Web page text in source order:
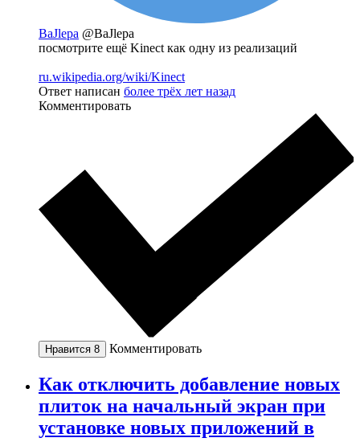
BaJlepa @BaJlepa
посмотрите ещё Kinect как одну из реализаций
ru.wikipedia.org/wiki/Kinect
Ответ написан более трёх лет назад
Комментировать
Нравится 8 Комментировать
Как отключить добавление новых
плиток на начальный экран при
установке новых приложений в